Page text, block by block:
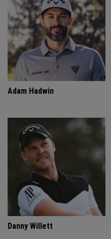
Adam Hadwin
Danny Willett